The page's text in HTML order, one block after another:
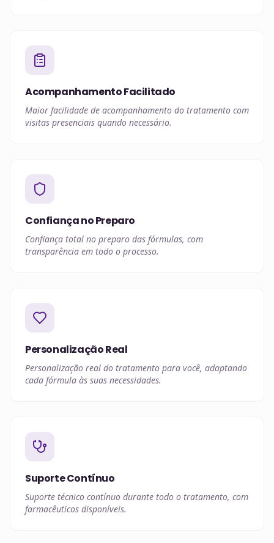
Acompanhamento Facilitado
Maior facilidade de acompanhamento do tratamento com
visitas presenciais quando necessário.
Confiança no Preparo
Confiança total no preparo das fórmulas, com
transparência em todo o processo.
Personalização Real
Personalização real do tratamento para você, adaptando
cada fórmula às suas necessidades.
Suporte Contínuo
Suporte técnico contínuo durante todo o tratamento, com
farmacêuticos disponíveis.